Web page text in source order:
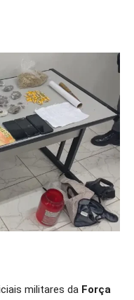
militares da Força